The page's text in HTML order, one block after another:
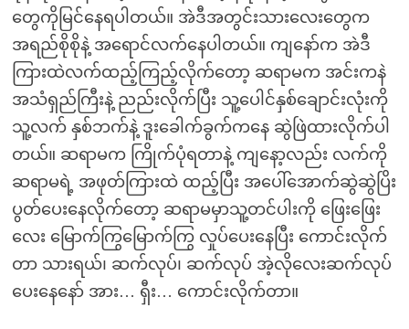
တွေကိုမြင်နေရပါတယ်။ အဲဒီအတွင်းသားလေးတွေက
အရည်စိုစိုနဲ့ အရောင်လက်နေပါတယ်။ ကျနော်က အဲဒီ
ကြားထဲလက်ထည့်ကြည့်လိုက်တော့ ဆရာမက အင်းကနဲ
အသံရှည်ကြီးနဲ့ ညည်းလိုက်ပြီး သူ့ပေါင်နှစ်ချောင်းလုံးကို
သူ့လက် နှစ်ဘက်နဲ့ ဒူးခေါက်ခွက်ကနေ ဆွဲဖြဲထားလိုက်ပါ
တယ်။ ဆရာမက ကြိုက်ပုံရတာနဲ့ ကျနော့လည်း လက်ကို
ဆရာမရဲ့ အဖုတ်ကြားထဲ ထည့်ပြီး အပေါ်အောက်ဆွဲဆွဲပြိး
ပွတ်ပေးနေလိုက်တော့ ဆရာမမှာသူ့တင်ပါးကို ဖြေးဖြေး
လေး မြောက်ကြွမြောက်ကြွ လှုပ်ပေးနေပြီး ကောင်းလိုက်
တာ သားရယ်၊ ဆက်လုပ်၊ ဆက်လုပ် အဲ့လိုလေးဆက်လုပ်
ပေးနေနော် အား… ရှီး… ကောင်းလိုက်တာ။